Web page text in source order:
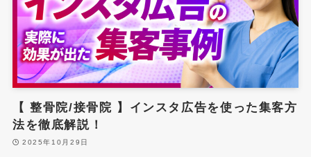
ホームページ制作
MEO対策支援
チラシ・パンフレット制作
【 整骨院/接骨院 】インスタ広告を使った集客方
法を徹底解説！
2025年10月29日